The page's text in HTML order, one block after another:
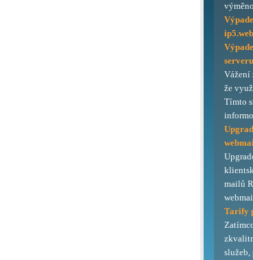
Vážení
že
Tímto
mailů
Tarify